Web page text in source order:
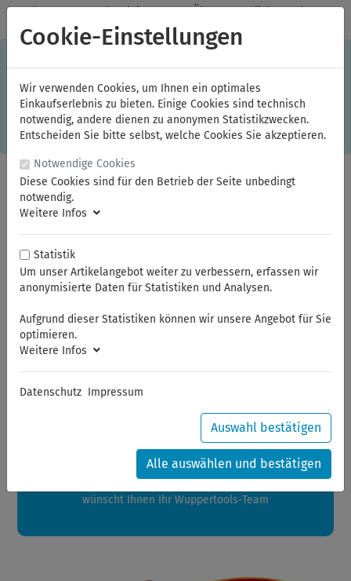
✓Jeden Monat starke Aktionen ✓Über 20 Qualitätsmarken ✓
Kostenlose Lieferung im Inland ab 150,00 Euro Bruttowarenwert
Einkaufserlebnis. Dabei werden beispielsweise die Session-
Informationen oder die Spracheinstellung auf Ihrem Rechner
gespeichert. Ohne Cookies ist der Funktionsumfang des
Online-Shops eingeschränkt. Sind Sie damit nicht
einverstanden, klicken Sie bitte hier.
Abisolierzangen und Abmantelungswerkzeuge
Sommerferien
zwischen 28.07.2026 und 21.08.2026 machen auch wir
Ihre Bestellungen in diesem Zeitraum werden ab dem
24.08.2026 verschickt.
wünscht Ihnen Ihr Wuppertools-Team
Cookie-Einstellungen
Wir verwenden Cookies, um Ihnen ein optimales
Einkaufserlebnis zu bieten. Einige Cookies sind technisch
notwendig, andere dienen zu anonymen Statistikzwecken.
Entscheiden Sie bitte selbst, welche Cookies Sie akzeptieren.
Notwendige Cookies
Diese Cookies sind für den Betrieb der Seite unbedingt
notwendig.
Weitere Infos
Statistik
Um unser Artikelangebot weiter zu verbessern, erfassen wir
anonymisierte Daten für Statistiken und Analysen.
Aufgrund dieser Statistiken können wir unsere Angebot für Sie
optimieren.
Weitere Infos
Datenschutz Impressum
Auswahl bestätigen
Alle auswählen und bestätigen